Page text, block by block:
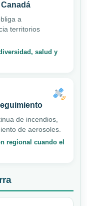
a
territorios
salud y
de incendios,
de aerosoles.
regional cuando el